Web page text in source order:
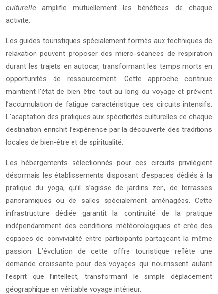
culturelle amplifie mutuellement les bénéfices de chaque
activité.
Les guides touristiques spécialement formés aux techniques de
relaxation peuvent proposer des micro-séances de respiration
durant les trajets en autocar, transformant les temps morts en
opportunités de ressourcement. Cette approche continue
maintient l’état de bien-être tout au long du voyage et prévient
l’accumulation de fatigue caractéristique des circuits intensifs.
L’adaptation des pratiques aux spécificités culturelles de chaque
destination enrichit l’expérience par la découverte des traditions
locales de bien-être et de spiritualité.
Les hébergements sélectionnés pour ces circuits privilégient
désormais les établissements disposant d’espaces dédiés à la
pratique du yoga, qu’il s’agisse de jardins zen, de terrasses
panoramiques ou de salles spécialement aménagées. Cette
infrastructure dédiée garantit la continuité de la pratique
indépendamment des conditions météorologiques et crée des
espaces de convivialité entre participants partageant la même
passion. L’évolution de cette offre touristique reflète une
demande croissante pour des voyages qui nourrissent autant
l’esprit que l’intellect, transformant le simple déplacement
géographique en véritable voyage intérieur.